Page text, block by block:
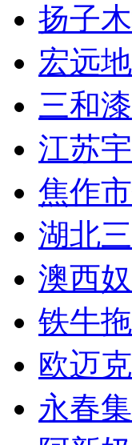
扬子
宏远
三和漆
江苏
焦作
湖北
澳西
铁牛
欧迈
永春